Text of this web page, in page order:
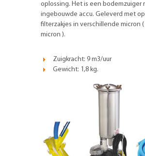
oplossing. Het is een bodemzuiger
ingebouwde accu. Geleverd met
filterzakjes in verschillende micron (
micron ).
Zuigkracht: 9 m3/uur
Gewicht: 1,8 kg.